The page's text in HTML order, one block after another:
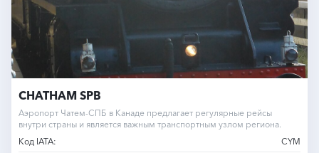
CHATHAM SPB
Аэропорт Чатем-СПБ в Канаде предлагает регулярные рейсы
внутри страны и является важным транспортным узлом региона.
Код IATA:
CYM